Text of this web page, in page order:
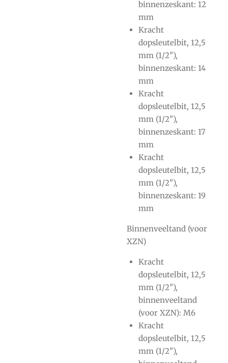
binnenzeskant: 12
mm
Kracht
dopsleutelbit, 12,5
mm (1/2"),
binnenzeskant: 14
mm
Kracht
dopsleutelbit, 12,5
mm (1/2"),
binnenzeskant: 17
mm
Kracht
dopsleutelbit, 12,5
mm (1/2"),
binnenzeskant: 19
mm
Binnenveeltand (voor
XZN)
Kracht
dopsleutelbit, 12,5
mm (1/2"),
binnenveeltand
(voor XZN): M6
Kracht
dopsleutelbit, 12,5
mm (1/2"),